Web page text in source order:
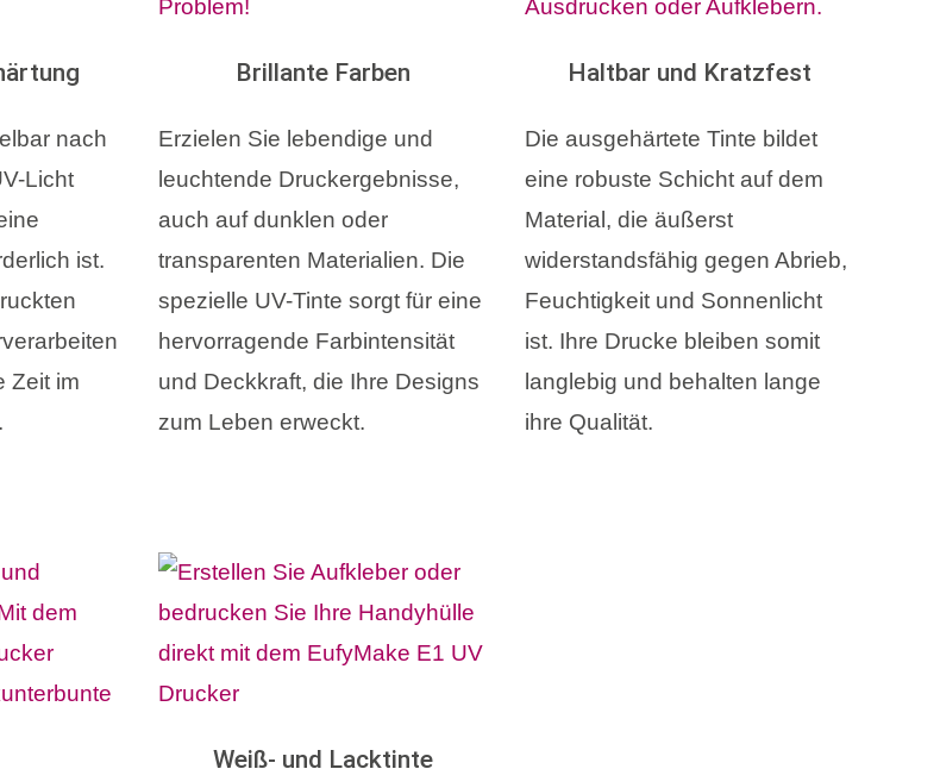
nach
Licht
ist.
Zeit im
Brillante Farben
Erzielen Sie lebendige und
leuchtende Druckergebnisse,
auch auf dunklen oder
transparenten Materialien. Die
spezielle UV-Tinte sorgt für eine
hervorragende Farbintensität
und Deckkraft, die Ihre Designs
zum Leben erweckt.
Haltbar und Kratzfest
Die ausgehärtete Tinte bildet
eine robuste Schicht auf dem
Material, die äußerst
widerstandsfähig gegen Abrieb,
Feuchtigkeit und Sonnenlicht
ist. Ihre Drucke bleiben somit
langlebig und behalten lange
ihre Qualität.
Weiß- und Lacktinte